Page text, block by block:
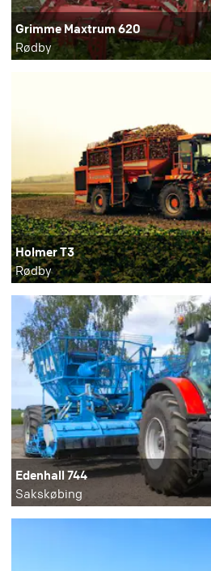
Grimme Maxtrum 620
Rødby
Holmer T3
Rødby
Edenhall 744
Sakskøbing